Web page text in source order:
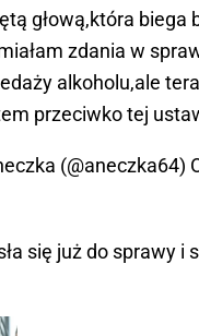
głową,która biega
zdania w
alkoholu,ale
przeciwko tej
(@aneczka64)
się już do sprawy i